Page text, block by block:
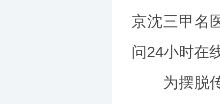
京沈三甲名
问24小时在
为摆脱传